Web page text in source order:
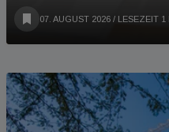
07. AUGUST 2026 / LESEZEIT 1